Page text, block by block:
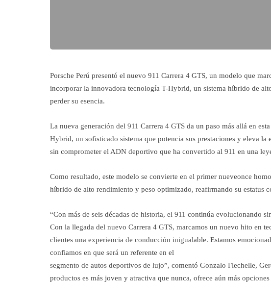
Porsche Perú presentó el nuevo 911 Carrera 4 GTS, un modelo que
incorporar la innovadora tecnología T-Hybrid, un sistema híbrido de
perder su esencia.
La nueva generación del 911 Carrera 4 GTS da un paso más allá en
Hybrid, un sofisticado sistema que potencia sus prestaciones y eleva
sin comprometer el ADN deportivo que ha convertido al 911 en una
Como resultado, este modelo se convierte en el primer nueveonce
híbrido de alto rendimiento y peso optimizado, reafirmando su estatus
“Con más de seis décadas de historia, el 911 continúa evolucionando
Con la llegada del nuevo Carrera 4 GTS, marcamos un nuevo hito en
clientes una experiencia de conducción inigualable. Estamos
confiamos en que será un referente en el
segmento de autos deportivos de lujo”, comentó Gonzalo Flechelle,
productos es más joven y atractiva que nunca, ofrece aún más